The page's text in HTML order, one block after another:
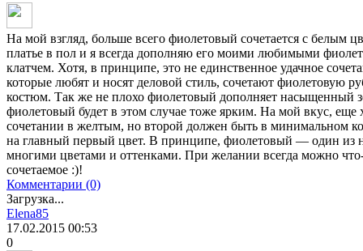
На мой взгляд, больше всего фиолетовый сочетается с белым
платье в пол и я всегда дополняю его моими любимыми
клатчем. Хотя, в принципе, это не единственное удачное
которые любят и носят деловой стиль, сочетают фиолетовую
костюм. Так же не плохо фиолетовый дополняет насыщенный
фиолетовый будет в этом случае тоже ярким. На мой вкус,
сочетании в желтым, но второй должен быть в минимальном
на главный первый цвет. В принципе, фиолетовый — один из
многими цветами и оттенками. При желании всегда можно что-
сочетаемое :)!
Комментарии (0)
Загрузка...
Elena85
17.02.2015 00:53
0